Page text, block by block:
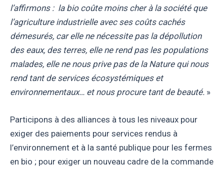
l’affirmons : la bio coûte moins cher à la société que
l’agriculture industrielle avec ses coûts cachés
démesurés, car elle ne nécessite pas la dépollution
des eaux, des terres, elle ne rend pas les populations
malades, elle ne nous prive pas de la Nature qui nous
rend tant de services écosystémiques et
environnementaux… et nous procure tant de beauté. »
Participons à des alliances à tous les niveaux pour
exiger des paiements pour services rendus à
l’environnement et à la santé publique pour les fermes
en bio ; pour exiger un nouveau cadre de la commande